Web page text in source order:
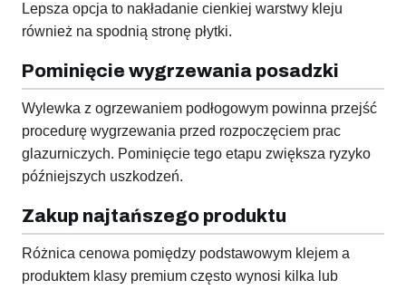
Lepsza opcja to nakładanie cienkiej warstwy kleju
również na spodnią stronę płytki.
Pominięcie wygrzewania posadzki
Wylewka z ogrzewaniem podłogowym powinna przejść
procedurę wygrzewania przed rozpoczęciem prac
glazurniczych. Pominięcie tego etapu zwiększa ryzyko
późniejszych uszkodzeń.
Zakup najtańszego produktu
Różnica cenowa pomiędzy podstawowym klejem a
produktem klasy premium często wynosi kilka lub